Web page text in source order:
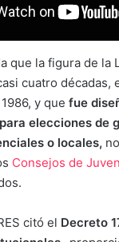
que la figura de la
cuatro décadas,
y que fue
elecciones de
o locales,
Consejos de
citó el Decreto